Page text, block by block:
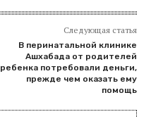
Следующая статья
В перинатальной клинике
Ашхабада от родителей
ребенка потребовали деньги,
прежде чем оказать ему
помощь